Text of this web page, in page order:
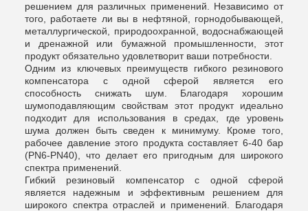
решением для различных применений. Независимо от
того, работаете ли вы в нефтяной, горнодобывающей,
металлургической, природоохранной, водоснабжающей
и дренажной или бумажной промышленности, этот
продукт обязательно удовлетворит ваши потребности.
Одним из ключевых преимуществ гибкого резинового
компенсатора с одной сферой является его
способность снижать шум. Благодаря хорошим
шумоподавляющим свойствам этот продукт идеально
подходит для использования в средах, где уровень
шума должен быть сведен к минимуму. Кроме того,
рабочее давление этого продукта составляет 6-40 бар
(PN6-PN40), что делает его пригодным для широкого
спектра применений.
Гибкий резиновый компенсатор с одной сферой
является надежным и эффективным решением для
широкого спектра отраслей и применений. Благодаря